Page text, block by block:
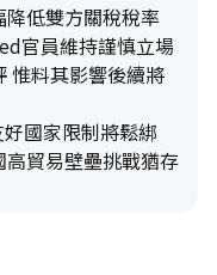
低雙方關稅稅率
官員維持謹慎立場
惟料其影響後續將
國家限制將鬆綁
貿易壁壘挑戰猶存